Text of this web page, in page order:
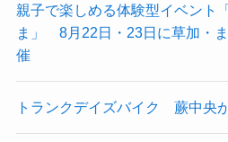
親子で楽しめる体験型イベント
ま」 8月22日・23日に草加・
催
トランクデイズバイク 蕨中央